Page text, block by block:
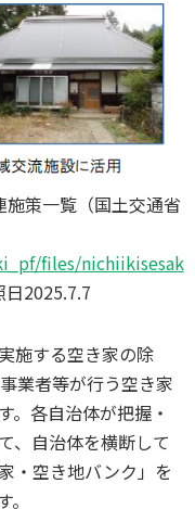
策一覧（国土交通省
files/nichiikisesak
日2025.7.7
施する空き家の除
業者等が行う空き家
。各自治体が把握・
、自治体を横断して
・空き地バンク」を